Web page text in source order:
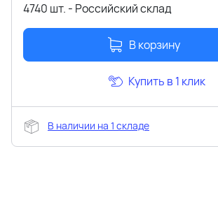
4740 шт. - Российский склад
В корзину
Купить в 1 клик
В наличии на 1 складе